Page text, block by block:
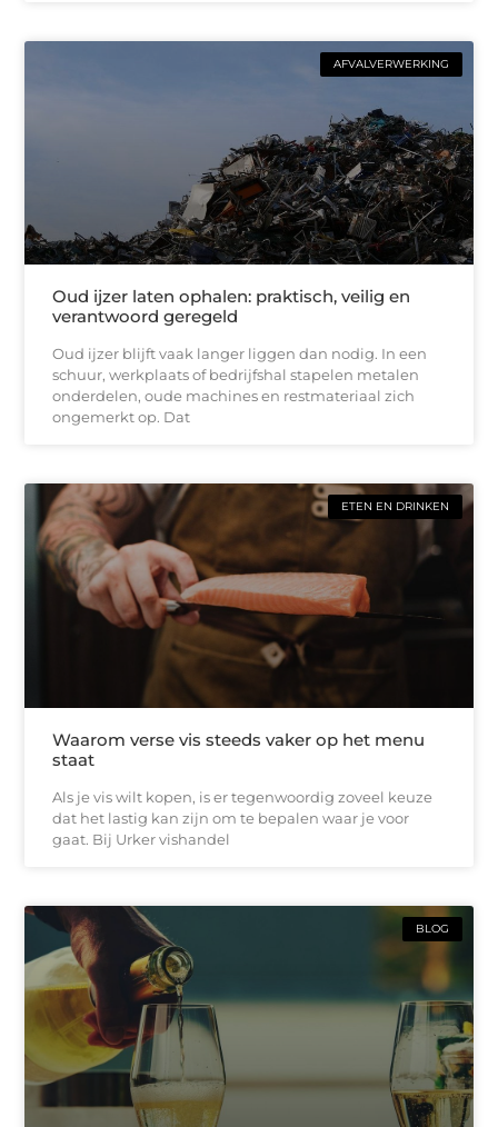
AFVALVERWERKING
Oud ijzer laten ophalen: praktisch, veilig en
verantwoord geregeld
Oud ijzer blijft vaak langer liggen dan nodig. In een
schuur, werkplaats of bedrijfshal stapelen metalen
onderdelen, oude machines en restmateriaal zich
ongemerkt op. Dat
ETEN EN DRINKEN
Waarom verse vis steeds vaker op het menu
staat
Als je vis wilt kopen, is er tegenwoordig zoveel keuze
dat het lastig kan zijn om te bepalen waar je voor
gaat. Bij Urker vishandel
BLOG